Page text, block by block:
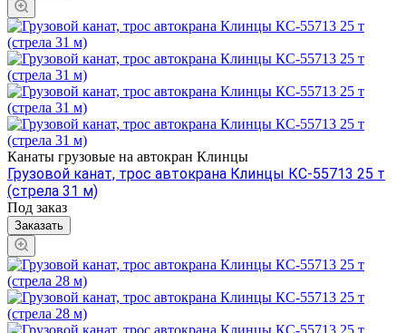
Канаты грузовые на автокран Клинцы
Грузовой канат, трос автокрана Клинцы КС-55713 25 т
(стрела 31 м)
Под заказ
Заказать